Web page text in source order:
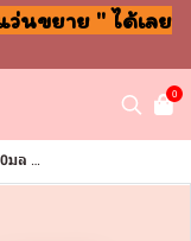
นขยาย " ได้เลย
0
ค3ชิ้น)